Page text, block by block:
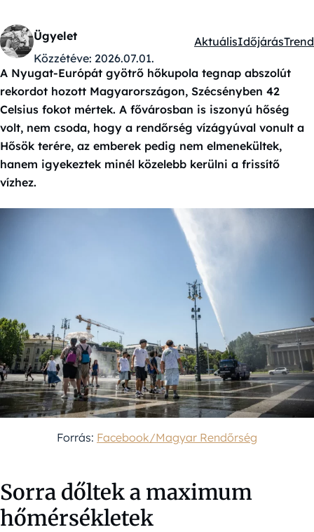
Ügyelet
Közzétéve: 2026.07.01.
Kategóriák:
AktuálisIdőjárásTrend
A Nyugat-Európát gyötrő hőkupola tegnap abszolút
rekordot hozott Magyarországon, Szécsényben 42
Celsius fokot mértek. A fővárosban is iszonyú hőség
volt, nem csoda, hogy a rendőrség vízágyúval vonult a
Hősök terére, az emberek pedig nem elmenekültek,
hanem igyekeztek minél közelebb kerülni a frissítő
vízhez.
Forrás: Facebook/Magyar Rendőrség
Sorra dőltek a maximum
hőmérsékletek